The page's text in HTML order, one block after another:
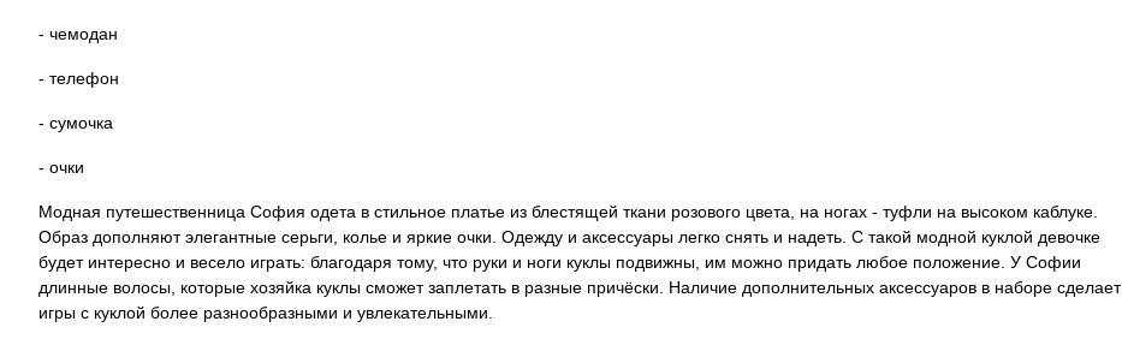
- чемодан
- телефон
- сумочка
- очки
Модная путешественница София одета в стильное платье из блестящей ткани розового цвета, на ногах - туфли на высоком каблуке.
Образ дополняют элегантные серьги, колье и яркие очки. Одежду и аксессуары легко снять и надеть. С такой модной куклой девочке
будет интересно и весело играть: благодаря тому, что руки и ноги куклы подвижны, им можно придать любое положение. У Софии
длинные волосы, которые хозяйка куклы сможет заплетать в разные причёски. Наличие дополнительных аксессуаров в наборе сделает
игры с куклой более разнообразными и увлекательными.